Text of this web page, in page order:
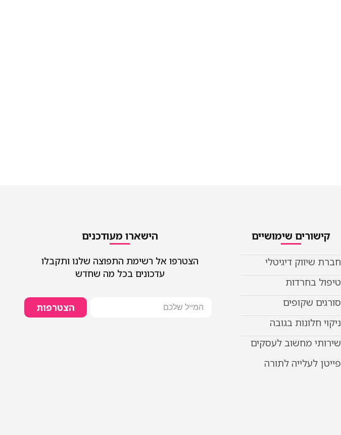
קישורים שימושיים
חברת שיווק דיגיטלי
טיפול בחרדות
סורגים שקופים
ניקוי חלונות בגובה
שירותי מחשוב לעסקים
פייטן לעלייה לתורה
הישארו מעודכנים
הצטרפו אל רשימת התפוצה שלנו ותקבלו
עדכונים בכל מה שחדש
הצטרפות